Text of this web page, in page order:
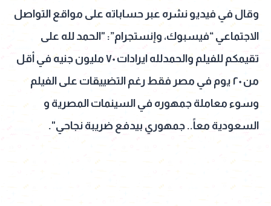
وقال في فيديو نشره عبر حساباته على مواقع التواصل
الاجتماعي “فيسبوك، وإنستجرام”: "الحمد لله على
تقيمكم للفيلم والحمدلله ايرادات ٧٠ مليون جنيه في أقل
من ٢٠ يوم في مصر فقط رغم التضييقات على الفيلم
وسوء معاملة جمهوره في السينمات المصرية و
السعودية معاً.. جمهوري بيدفع ضريبة نجاحي".